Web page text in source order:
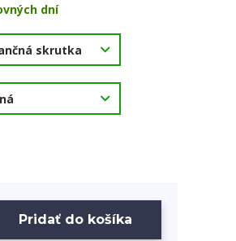
dní
Pridať do košíka